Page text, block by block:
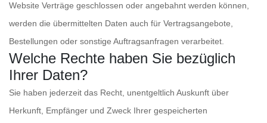
Website Verträge geschlossen oder angebahnt werden können,
werden die übermittelten Daten auch für Vertragsangebote,
Bestellungen oder sonstige Auftragsanfragen verarbeitet.
Welche Rechte haben Sie bezüglich
Ihrer Daten?
Sie haben jederzeit das Recht, unentgeltlich Auskunft über
Herkunft, Empfänger und Zweck Ihrer gespeicherten